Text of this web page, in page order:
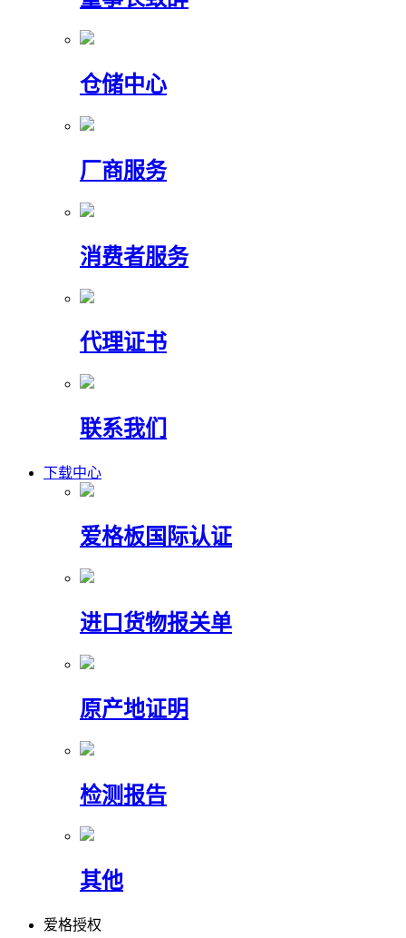
仓储中心
厂商服务
消费者服务
代理证书
联系我们
下载中心
爱格板国际认证
进口货物报关单
原产地证明
检测报告
其他
爱格授权